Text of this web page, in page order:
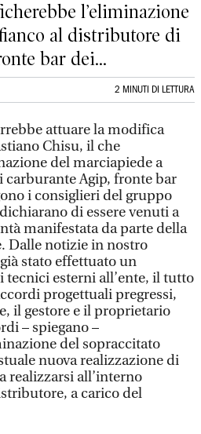
l’eliminazione
al distributore di
bar dei...
2 MINUTI DI LETTURA
attuare la modifica
Chisu, il che
del marciapiede a
Agip, fronte bar
i consiglieri del gruppo
di essere venuti a
manifestata da parte della
Dalle notizie in nostro
stato effettuato un
tecnici esterni all’ente, il tutto
progettuali pregressi,
il gestore e il proprietario
– spiegano –
del sopraccitato
nuova realizzazione di
realizzarsi all’interno
a carico del